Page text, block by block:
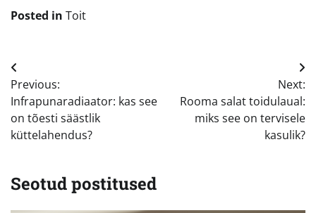
Posted in Toit
Navigeerimine
Previous:
Infrapunaradiaator: kas see
on tõesti säästlik
küttelahendus?
Next:
Rooma salat toidulaual:
miks see on tervisele
kasulik?
Seotud postitused